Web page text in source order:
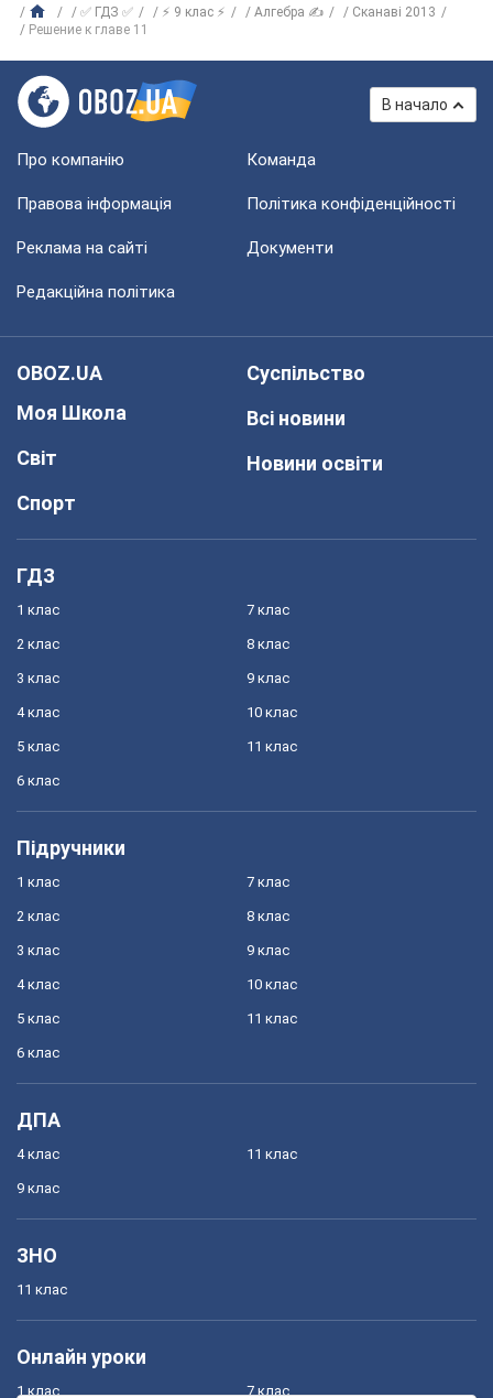
✅ ГДЗ ✅ ⚡ 9 клас ⚡ Алгебра ✍
Сканаві 2013
Решение к главе 11
В начало
Про компанію Команда
Правова інформація Політика конфіденційності
Реклама на сайті Документи
Редакційна політика
OBOZ.UA
Моя Школа
Світ
Спорт
Суспільство
Всі новини
Новини освіти
ГДЗ
1 клас
2 клас
3 клас
4 клас
5 клас
6 клас
7 клас
8 клас
9 клас
10 клас
11 клас
Підручники
1 клас
2 клас
3 клас
4 клас
5 клас
6 клас
7 клас
8 клас
9 клас
10 клас
11 клас
ДПА
4 клас
9 клас
11 клас
ЗНО
11 клас
Онлайн уроки
1 клас 7 клас